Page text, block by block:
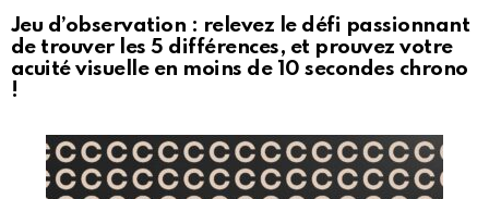
Jeu d’observation : relevez le défi passionnant
de trouver les 5 différences, et prouvez votre
acuité visuelle en moins de 10 secondes chrono
!